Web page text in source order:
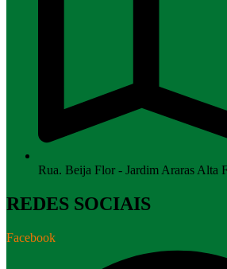
Rua. Beija Flor - Jardim Araras Alta
REDES SOCIAIS
Facebook